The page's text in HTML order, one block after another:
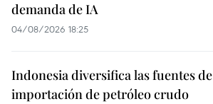
demanda de IA
04/08/2026 18:25
Indonesia diversifica las fuentes de
importación de petróleo crudo